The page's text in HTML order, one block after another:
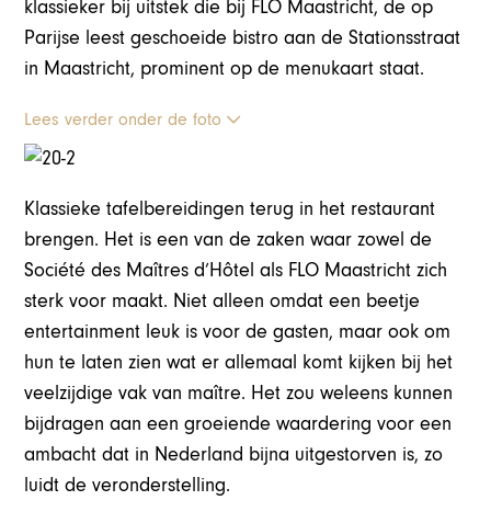
klassieker bij uitstek die bij FLO Maastricht, de op
Parijse leest geschoeide bistro aan de Stationsstraat
in Maastricht, prominent op de menukaart staat.
Lees verder onder de foto
Klassieke tafelbereidingen terug in het restaurant
brengen. Het is een van de zaken waar zowel de
Société des Maîtres d’Hôtel als FLO Maastricht zich
sterk voor maakt. Niet alleen omdat een beetje
entertainment leuk is voor de gasten, maar ook om
hun te laten zien wat er allemaal komt kijken bij het
veelzijdige vak van maître. Het zou weleens kunnen
bijdragen aan een groeiende waardering voor een
ambacht dat in Nederland bijna uitgestorven is, zo
luidt de veronderstelling.